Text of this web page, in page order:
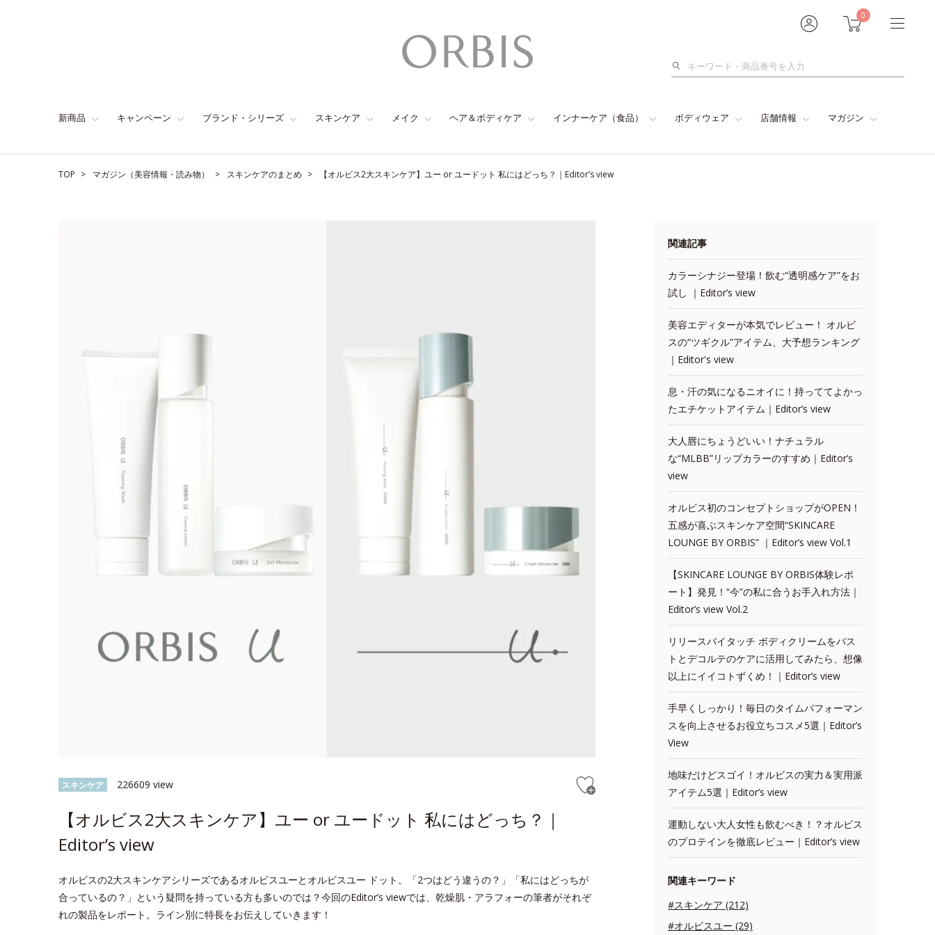
0
検
新商品 キャンペーン ブランド・シリーズ スキンケア メイク ヘア＆ボディケア インナーケア（食品） ボディウェア 店舗情報 マガジン
TOP マガジン（美容情報・読み物） スキンケアのまとめ 【オルビス2大スキンケア】ユー or ユードット 私にはどっち？｜Editor’s view
スキンケア 226609 view
【オルビス2大スキンケア】ユー or ユードット 私にはどっち？｜
Editor’s view
オルビスの2大スキンケアシリーズであるオルビスユーとオルビスユー ドット。「2つはどう違うの？」「私にはどっちが
合っているの？」という疑問を持っている方も多いのでは？今回のEditor’s viewでは、乾燥肌・アラフォーの筆者がそれぞ
れの製品をレポート。ライン別に特長をお伝えしていきます！
関連記事
カラーシナジー登場！飲む“透明感ケア”をお
試し ｜Editor’s view
美容エディターが本気でレビュー！ オルビ
スの“ツギクル”アイテム、大予想ランキング
｜Editor's view
息・汗の気になるニオイに！持っててよかっ
たエチケットアイテム｜Editor’s view
大人唇にちょうどいい！ナチュラル
な“MLBB”リップカラーのすすめ｜Editor’s
view
オルビス初のコンセプトショップがOPEN！
五感が喜ぶスキンケア空間“SKINCARE
LOUNGE BY ORBIS” ｜Editor’s view Vol.1
【SKINCARE LOUNGE BY ORBIS体験レポ
ート】発見！“今”の私に合うお手入れ方法｜
Editor’s view Vol.2
リリースバイタッチ ボディクリームをバス
トとデコルテのケアに活用してみたら、想像
以上にイイコトずくめ！｜Editor’s view
手早くしっかり！毎日のタイムパフォーマン
スを向上させるお役立ちコスメ5選｜Editor’s
View
地味だけどスゴイ！オルビスの実力＆実用派
アイテム5選｜Editor’s view
運動しない大人女性も飲むべき！？オルビス
のプロテインを徹底レビュー｜Editor‘s view
関連キーワード
#スキンケア (212)
#オルビスユー (29)